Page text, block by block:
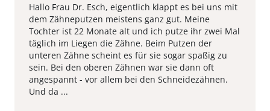
Hallo Frau Dr. Esch, eigentlich klappt es bei uns mit
dem Zähneputzen meistens ganz gut. Meine
Tochter ist 22 Monate alt und ich putze ihr zwei Mal
täglich im Liegen die Zähne. Beim Putzen der
unteren Zähne scheint es für sie sogar spaßig zu
sein. Bei den oberen Zähnen war sie dann oft
angespannt - vor allem bei den Schneidezähnen.
Und da ...